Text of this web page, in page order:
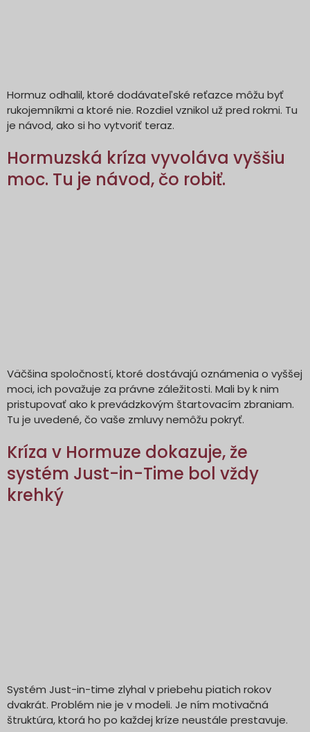
Hormuz odhalil, ktoré dodávateľské reťazce môžu byť
rukojemníkmi a ktoré nie. Rozdiel vznikol už pred rokmi. Tu
je návod, ako si ho vytvoriť teraz.
Hormuzská kríza vyvoláva vyššiu
moc. Tu je návod, čo robiť.
Väčšina spoločností, ktoré dostávajú oznámenia o vyššej
moci, ich považuje za právne záležitosti. Mali by k nim
pristupovať ako k prevádzkovým štartovacím zbraniam.
Tu je uvedené, čo vaše zmluvy nemôžu pokryť.
Kríza v Hormuze dokazuje, že
systém Just-in-Time bol vždy
krehký
Systém Just-in-time zlyhal v priebehu piatich rokov
dvakrát. Problém nie je v modeli. Je ním motivačná
štruktúra, ktorá ho po každej kríze neustále prestavuje.